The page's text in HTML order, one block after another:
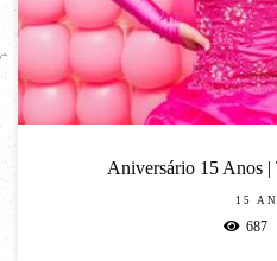
Aniversário 15 Anos |
15
687